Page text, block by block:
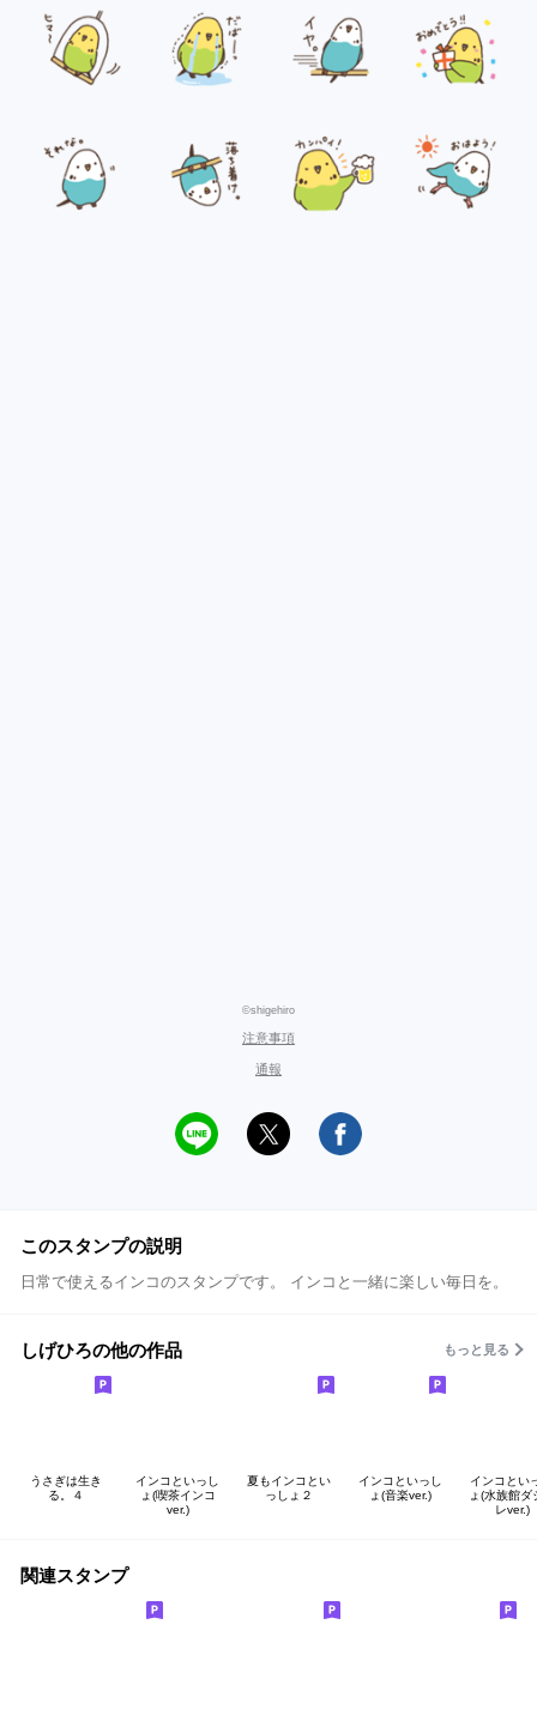
©shigehiro
注意事項
通報
このスタンプの説明
日常で使えるインコのスタンプです。 インコと一緒に楽しい毎日を。
しげひろの他の作品 もっと見る
うさぎは生き
る。４
インコといっし
ょ(喫茶インコ
ver.)
夏もインコとい
っしょ２
インコといっし
ょ(音楽ver.)
インコとい
ょ(水族館ダ
レver.)
関連スタンプ